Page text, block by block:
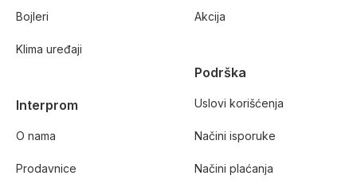
Bojleri
Klima uređaji
Interprom
O nama
Prodavnice
Akcija
Podrška
Uslovi korišćenja
Načini isporuke
Načini plaćanja